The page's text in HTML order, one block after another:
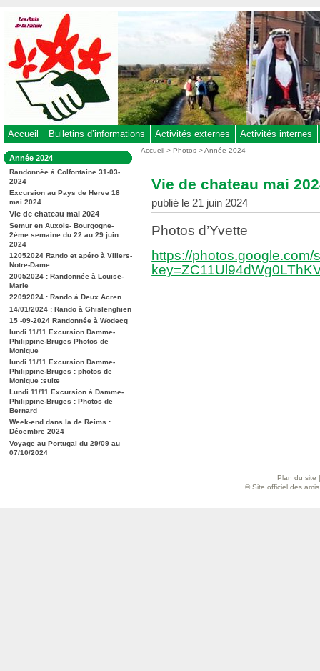
au
contenu
-
Aller
au
menu
-
à
la
recherche
Accueil Bulletins d’informations Activités externes Activités internes
Dans
la
rubrique
:
Année 2024
Randonnée à Colfontaine 31-03-
2024
Excursion au Pays de Herve 18
mai 2024
Vie de chateau mai 2024
Semur en Auxois- Bourgogne-
2ème semaine du 22 au 29 juin
2024
12052024 Rando et apéro à Villers-
Notre-Dame
20052024 : Randonnée à Louise-
Marie
22092024 : Rando à Deux Acren
14/01/2024 : Rando à Ghislenghien
15 -09-2024 Randonnée à Wodecq
lundi 11/11 Excursion Damme-
Philippine-Bruges Photos de
Monique
lundi 11/11 Excursion Damme-
Philippine-Bruges : photos de
Monique :suite
Lundi 11/11 Excursion à Damme-
Philippine-Bruges : Photos de
Bernard
Week-end dans la de Reims :
Décembre 2024
Voyage au Portugal du 29/09 au
07/10/2024
Vous
Accueil >Photos >Année 2024
Vie de chateau mai
publié le 21 juin 2024
Photos d’Yvette
https://
Plan du site
© Site officiel des